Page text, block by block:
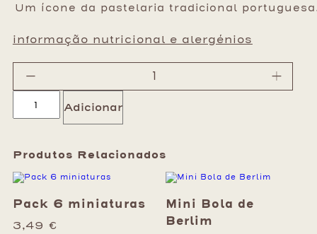
Um ícone da pastelaria tradicional
informação nutricional e alergénios
- +
Adicionar
Produtos Relacionados
Pack 6 miniaturas
3,49 €
Mini Bola de
Berlim